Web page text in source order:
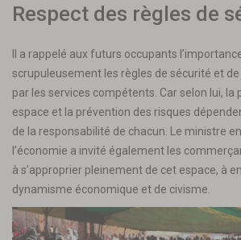
Respect des règles de
Il a rappelé aux futurs occupants
scrupuleusement les règles de sécurité et
par les services compétents. Car selon lui, la
espace et la prévention des risques
de la responsabilité de chacun. Le ministre
l’économie a invité également les
à s’approprier pleinement de cet espace, à
dynamisme économique et de civisme.